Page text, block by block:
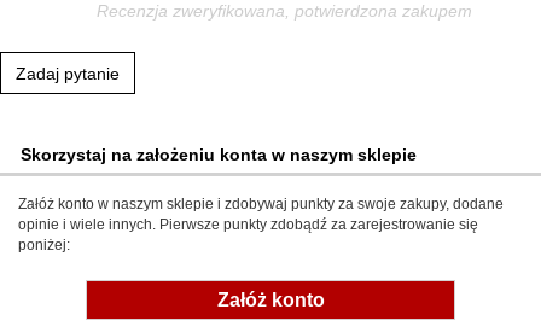
Recenzja zweryfikowana, potwierdzona zakupem
Zadaj pytanie
Skorzystaj na założeniu konta w naszym sklepie
Załóż konto w naszym sklepie i zdobywaj punkty za swoje zakupy, dodane
opinie i wiele innych. Pierwsze punkty zdobądź za zarejestrowanie się
poniżej:
Załóż konto